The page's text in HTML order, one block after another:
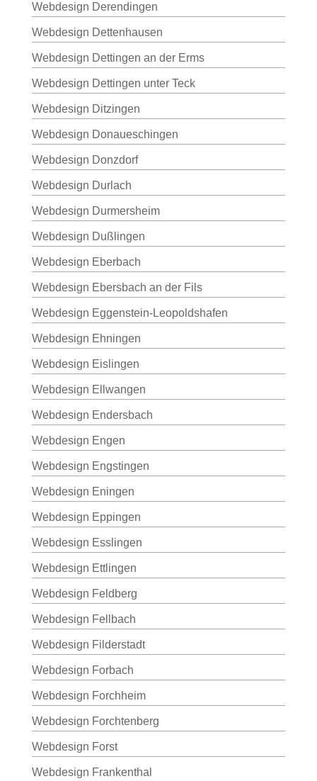
Webdesign Derendingen
Webdesign Dettenhausen
Webdesign Dettingen an der Erms
Webdesign Dettingen unter Teck
Webdesign Ditzingen
Webdesign Donaueschingen
Webdesign Donzdorf
Webdesign Durlach
Webdesign Durmersheim
Webdesign Dußlingen
Webdesign Eberbach
Webdesign Ebersbach an der Fils
Webdesign Eggenstein-Leopoldshafen
Webdesign Ehningen
Webdesign Eislingen
Webdesign Ellwangen
Webdesign Endersbach
Webdesign Engen
Webdesign Engstingen
Webdesign Eningen
Webdesign Eppingen
Webdesign Esslingen
Webdesign Ettlingen
Webdesign Feldberg
Webdesign Fellbach
Webdesign Filderstadt
Webdesign Forbach
Webdesign Forchheim
Webdesign Forchtenberg
Webdesign Forst
Webdesign Frankenthal